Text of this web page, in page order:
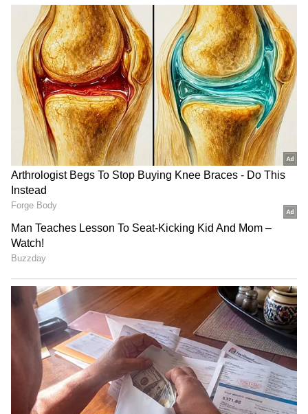
శివలింగం, కొల్హాపూర్ లోని మహాలక్ష్మి అమ్మవారిని
దర్శించుకోవచ్చు.
అయితే ఈ టూర్ ముంబై నుండి ప్రారంభం అవుతుంది.
ముంబై-తిరుపతి-తిరుమల-శ్రీకాళహస్తి-మహాలక్ష్మి-
ముంబై... ఈ ప్రాంతాలమీదుగా 5 రాత్రులు, 6 రోజులు యాత్ర
సాగుతుంది. ప్రతి బుధవారం ఈ ఆధ్యాత్మిక యాత్ర
ప్రారంభం అవుతుంది... బస, ఫుడ్, ట్రావెలింగ్
సదుపాయాలన్ని ఐఆర్సిటిసి కల్పిస్తుంది. అయితే ఆలయాల్లో
దర్శన టికెట్లు, ఇతర ఖర్చులను మాత్రం పర్యాటకులు
భరించాల్సి ఉంటుంది. ఇలా అన్ని ఖర్చులు కలిపి అతి